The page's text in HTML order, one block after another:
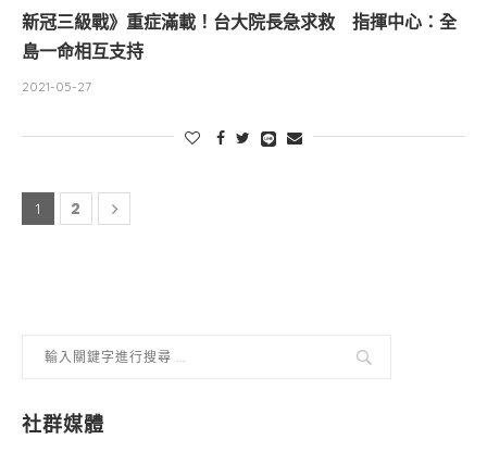
新冠三級戰》重症滿載！台大院長急求救 指揮中心：全
島一命相互支持
2021-05-27
1 2
社群媒體